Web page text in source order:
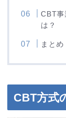
CBT事
は？
まとめ
CBT方式